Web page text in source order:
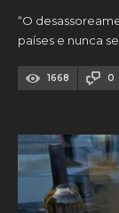
“O
países e nunca
1668 0